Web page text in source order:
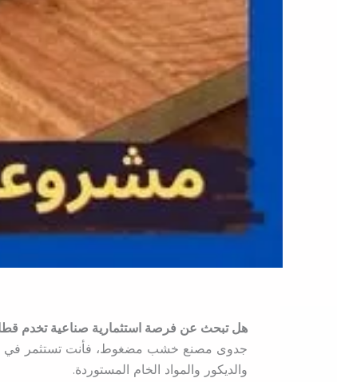
هل تبحث عن فرصة استثمارية صناعية تخدم
جدوى مصنع خشب مضغوط، فأنت تستثمر في
والديكور والمواد الخام المستوردة.